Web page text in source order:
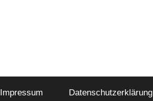
Impressum Datenschutzerklärung